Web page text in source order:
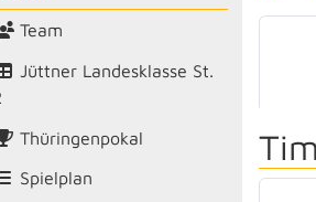
Team
Jüttner Landesklasse St.
Thüringenpokal
Spielplan